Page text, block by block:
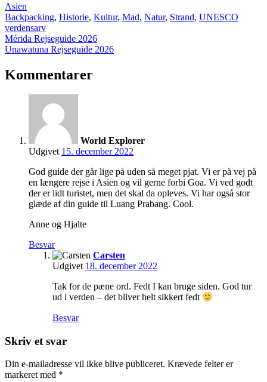
Asien
Backpacking, Historie, Kultur, Mad, Natur, Strand, UNESCO
verdensarv
Indlægsnavigation
Mérida Rejseguide 2026
Unawatuna Rejseguide 2026
Kommentarer
World Explorer
Udgivet 15. december 2022
God guide der går lige på uden så meget pjat. Vi er på vej på
en længere rejse i Asien og vil gerne forbi Goa. Vi ved godt
der er lidt turistet, men det skal da opleves. Vi har også stor
glæde af din guide til Luang Prabang. Cool.
Anne og Hjalte
Besvar
Carsten
Udgivet 18. december 2022
Tak for de pæne ord. Fedt I kan bruge siden. God tur
ud i verden – det bliver helt sikkert fedt
Besvar
Skriv et svar
Din e-mailadresse vil ikke blive publiceret. Krævede felter er
markeret med *